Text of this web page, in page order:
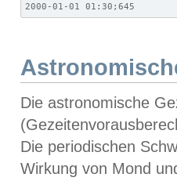
2000-01-01 01:30;645
Die astronomische
Die periodischen
Wirkung von Mond